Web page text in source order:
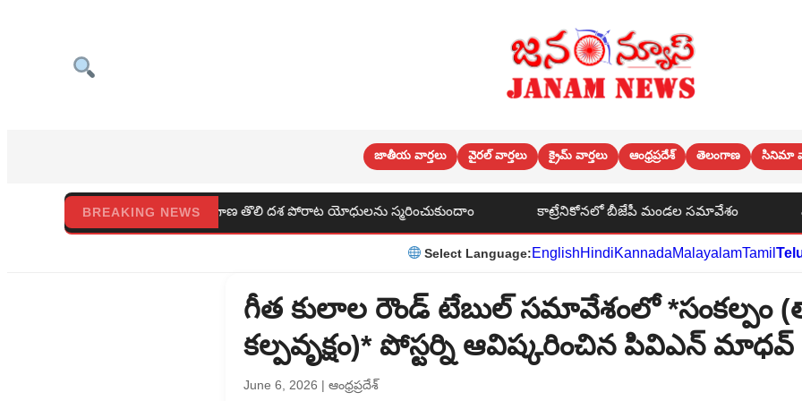
జాతీయ వార్తలు వైరల్ వార్తలు క్రైమ్ వార్తలు ఆంధ్రప్రదేశ్ తెలంగాణ సినిమా
BREAKING NEWS
తొలి దశ పోరాట యోధులను స్మరించుకుందాం కాట్రేనికోనలో బీజేపీ మండల సమావేశం పాఠశాలల్లో ఆకస్మిక తనిఖీలు
Select Language:EnglishHindiKannadaMalayalamTamil
గీత కులాల రౌండ్ టేబుల్ సమావేశంలో *సంకల్పం
కల్పవృక్షం)* పోస్టర్ని ఆవిష్కరించిన పివిఎన్ మాధవ్
June 6, 2026 | ఆంధ్రప్రదేశ్